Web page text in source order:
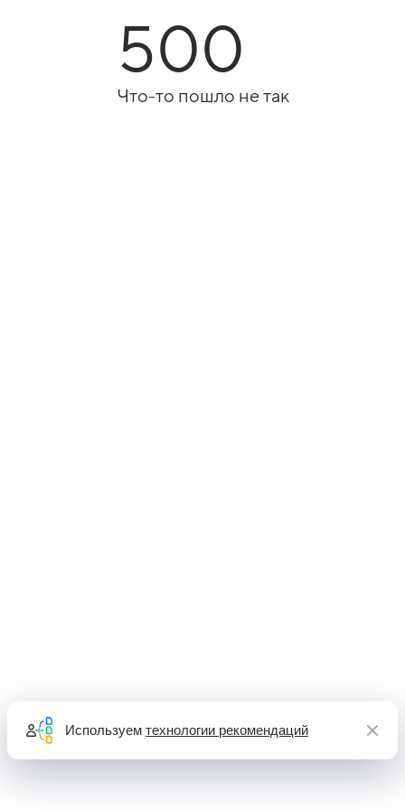
500
Что-то пошло не так
Используем технологии рекомендаций